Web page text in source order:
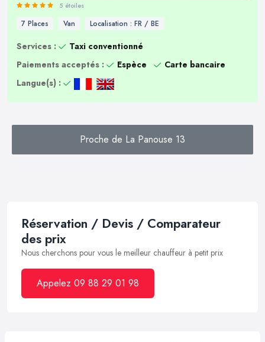
5 étoiles
7 Places Van Localisation : FR / BE
Services :
Taxi conventionné
Paiements acceptés :
Espèce
Carte bancaire
Langue(s) :
Proche de La Panouse 13
Réservation / Devis / Comparateur
des prix
Nous cherchons pour vous le meilleur chauffeur à petit prix
Appelez 09 88 29 01 98